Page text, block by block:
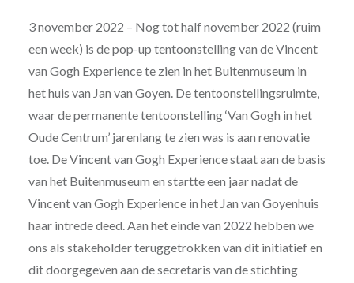
3 november 2022 – Nog tot half november 2022 (ruim
een week) is de pop-up tentoonstelling van de Vincent
van Gogh Experience te zien in het Buitenmuseum in
het huis van Jan van Goyen. De tentoonstellingsruimte,
waar de permanente tentoonstelling ‘Van Gogh in het
Oude Centrum’ jarenlang te zien was is aan renovatie
toe. De Vincent van Gogh Experience staat aan de basis
van het Buitenmuseum en startte een jaar nadat de
Vincent van Gogh Experience in het Jan van Goyenhuis
haar intrede deed. Aan het einde van 2022 hebben we
ons als stakeholder teruggetrokken van dit initiatief en
dit doorgegeven aan de secretaris van de stichting